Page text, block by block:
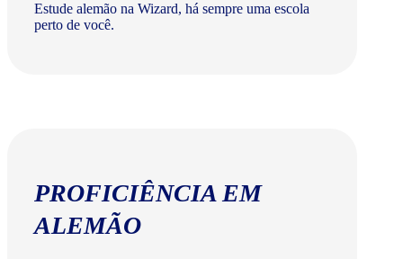
Estude alemão na Wizard, há sempre uma escola
perto de você.
PROFICIÊNCIA EM
ALEMÃO